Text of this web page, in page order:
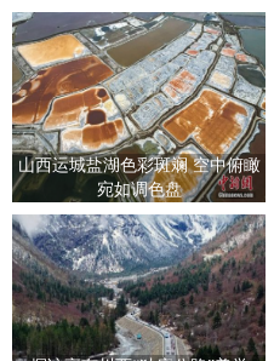
山西运城盐湖色彩斑斓 空中俯瞰
宛如调色盘